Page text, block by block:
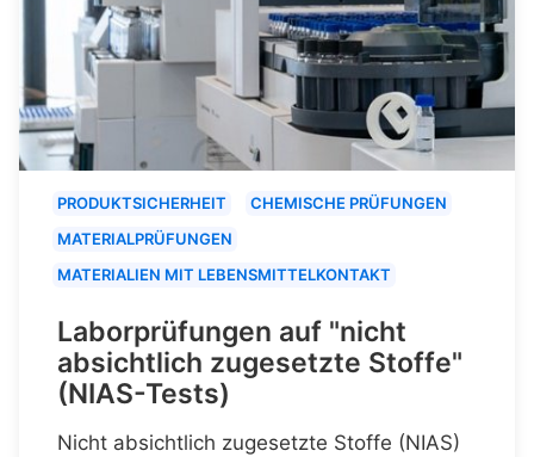
PRODUKTSICHERHEIT
CHEMISCHE PRÜFUNGEN
MATERIALPRÜFUNGEN
MATERIALIEN MIT LEBENSMITTELKONTAKT
Laborprüfungen auf "nicht
absichtlich zugesetzte Stoffe"
(NIAS-Tests)
Nicht absichtlich zugesetzte Stoffe (NIAS)